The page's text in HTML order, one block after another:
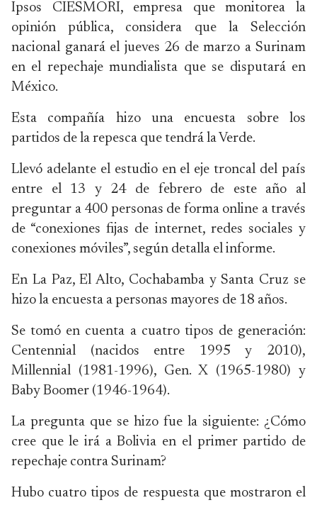
Ipsos CIESMORI, empresa que monitorea la
opinión pública, considera que la Selección
nacional ganará el jueves 26 de marzo a Surinam
en el repechaje mundialista que se disputará en
México.
Esta compañía hizo una encuesta sobre los
partidos de la repesca que tendrá la Verde.
Llevó adelante el estudio en el eje troncal del país
entre el 13 y 24 de febrero de este año al
preguntar a 400 personas de forma online a través
de “conexiones fijas de internet, redes sociales y
conexiones móviles”, según detalla el informe.
En La Paz, El Alto, Cochabamba y Santa Cruz se
hizo la encuesta a personas mayores de 18 años.
Se tomó en cuenta a cuatro tipos de generación:
Centennial (nacidos entre 1995 y 2010),
Millennial (1981-1996), Gen. X (1965-1980) y
Baby Boomer (1946-1964).
La pregunta que se hizo fue la siguiente: ¿Cómo
cree que le irá a Bolivia en el primer partido de
repechaje contra Surinam?
Hubo cuatro tipos de respuesta que mostraron el